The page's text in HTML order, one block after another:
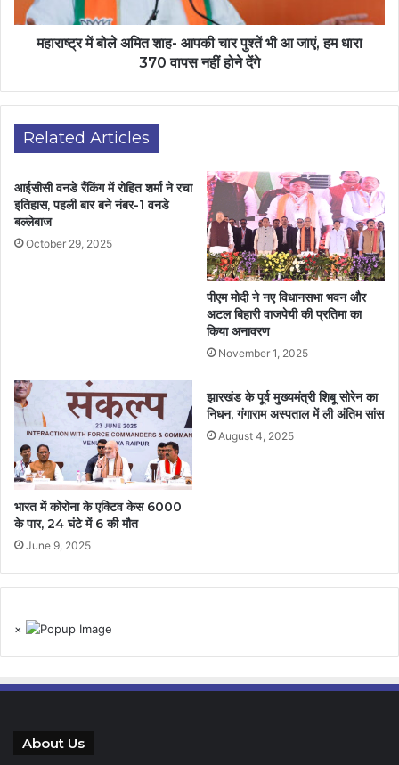
महाराष्ट्र में बोले अमित शाह- आपकी चार पुश्तें भी आ जाएं, हम धारा
370 वापस नहीं होने देंगे
Related Articles
आईसीसी वनडे रैंकिंग में रोहित शर्मा ने रचा
इतिहास, पहली बार बने नंबर-1 वनडे
बल्लेबाज
October 29, 2025
पीएम मोदी ने नए विधानसभा भवन और
अटल बिहारी वाजपेयी की प्रतिमा का
किया अनावरण
November 1, 2025
भारत में कोरोना के एक्टिव केस 6000
के पार, 24 घंटे में 6 की मौत
June 9, 2025
झारखंड के पूर्व मुख्यमंत्री शिबू सोरेन का
निधन, गंगाराम अस्पताल में ली अंतिम सांस
August 4, 2025
×
About Us